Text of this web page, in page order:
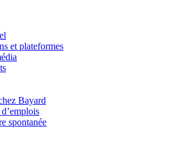
et plateformes
Bayard
spontanée